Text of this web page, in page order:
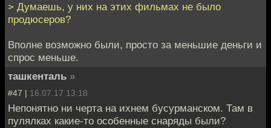
> Думаешь, у них на этих фильмах не было
продюсеров?
Вполне возможно были, просто за меньшие деньги и
спрос меньше.
ташкенталь »
#47 | 16.07.17 13:18
Непонятно ни черта на ихнем бусурманском. Там в
пулялках какие-то особенные снаряды были?